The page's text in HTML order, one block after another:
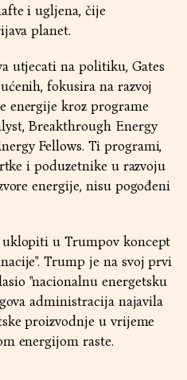
i ugljena, čije
planet.
utjecati na politiku, Gates
fokusira na razvoj
energije kroz programe
Breakthrough Energy
Fellows. Ti programi,
i poduzetnike u razvoju
energije, nisu pogođeni
uklopiti u Trumpov koncept
Trump je na svoj prvi
"nacionalnu energetsku
administracija najavila
proizvodnje u vrijeme
energijom raste.